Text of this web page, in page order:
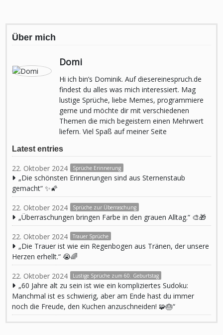
Über mich
Domi
Hi ich bin’s Dominik. Auf diesereinespruch.de
findest du alles was mich interessiert. Mag
lustige Sprüche, liebe Memes, programmiere
gerne und möchte dir mit verschiedenen
Themen die mich begeistern einen Mehrwert
liefern. Viel Spaß auf meiner Seite
Latest entries
22. Oktober 2024 Sprüche Erinnerung
„Die schönsten Erinnerungen sind aus Sternenstaub
gemacht“ ✨🌠
22. Oktober 2024 Sprüche zur Überraschung
„Überraschungen bringen Farbe in den grauen Alltag.“ 🎨🎁
22. Oktober 2024 Trauer Sprüche
„Die Trauer ist wie ein Regenbogen aus Tränen, der unsere
Herzen erhellt.“ 😭🌈
22. Oktober 2024 Lustige Sprüche zum 60. Geburtstag
„60 Jahre alt zu sein ist wie ein kompliziertes Sudoku:
Manchmal ist es schwierig, aber am Ende hast du immer
noch die Freude, den Kuchen anzuschneiden! 🧩🎂“